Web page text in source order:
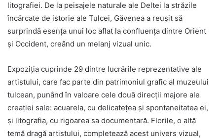
litografiei. De la peisajele naturale ale Deltei la străzile
încărcate de istorie ale Tulcei, Găvenea a reușit să
surprindă esența unui loc aflat la confluența dintre Orient
și Occident, creând un melanj vizual unic.
Expoziția cuprinde 29 dintre lucrările reprezentative ale
artistului, care fac parte din patrimoniul grafic al muzeului
tulcean, punând în valoare cele două direcții majore ale
creației sale: acuarela, cu delicatețea și spontaneitatea ei,
și litografia, cu rigoarea sa documentară. Florile, o altă
temă dragă artistului, completează acest univers vizual,